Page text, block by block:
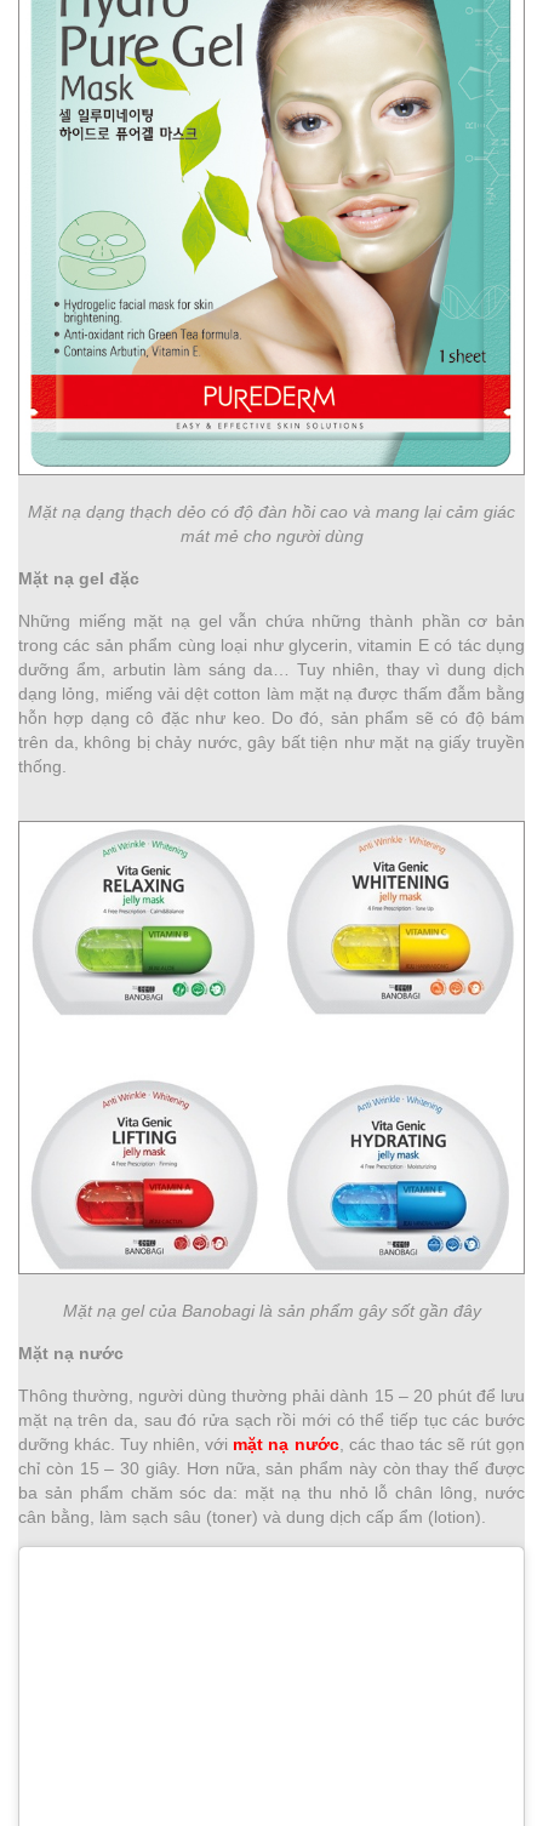
Mặt nạ dạng thạch dẻo có độ đàn hồi cao và mang lại cảm giác
mát mẻ cho người dùng
Mặt nạ gel đặc
Những miếng mặt nạ gel vẫn chứa những thành phần cơ bản
trong các sản phẩm cùng loại như glycerin, vitamin E có tác dụng
dưỡng ẩm, arbutin làm sáng da… Tuy nhiên, thay vì dung dịch
dạng lỏng, miếng vải dệt cotton làm mặt nạ được thấm đẫm bằng
hỗn hợp dạng cô đặc như keo. Do đó, sản phẩm sẽ có độ bám
trên da, không bị chảy nước, gây bất tiện như mặt nạ giấy truyền
thống.
Mặt nạ gel của Banobagi là sản phẩm gây sốt gần đây
Mặt nạ nước
Thông thường, người dùng thường phải dành 15 – 20 phút để lưu
mặt nạ trên da, sau đó rửa sạch rồi mới có thể tiếp tục các bước
dưỡng khác. Tuy nhiên, với mặt nạ nước, các thao tác sẽ rút gọn
chỉ còn 15 – 30 giây. Hơn nữa, sản phẩm này còn thay thế được
ba sản phẩm chăm sóc da: mặt nạ thu nhỏ lỗ chân lông, nước
cân bằng, làm sạch sâu (toner) và dung dịch cấp ẩm (lotion).